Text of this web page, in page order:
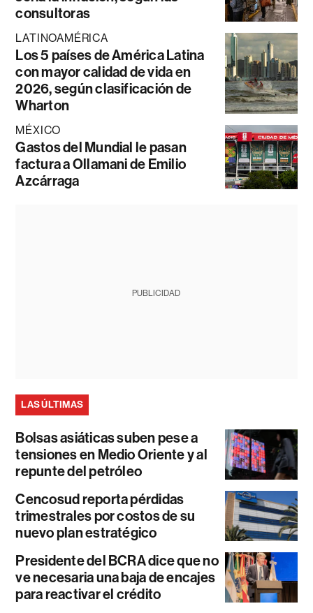
consultoras
LATINOAMÉRICA
Los 5 países de América Latina
con mayor calidad de vida en
2026, según clasificación de
Wharton
MÉXICO
Gastos del Mundial le pasan
factura a Ollamani de Emilio
Azcárraga
PUBLICIDAD
LAS ÚLTIMAS
Bolsas asiáticas suben pese a
tensiones en Medio Oriente y al
repunte del petróleo
Cencosud reporta pérdidas
trimestrales por costos de su
nuevo plan estratégico
Presidente del BCRA dice que no
ve necesaria una baja de encajes
para reactivar el crédito